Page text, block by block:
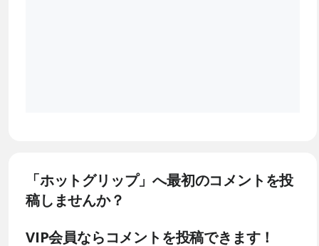
「ホットグリップ」へ最初のコメントを投
稿しませんか？
VIP会員ならコメントを投稿できます！